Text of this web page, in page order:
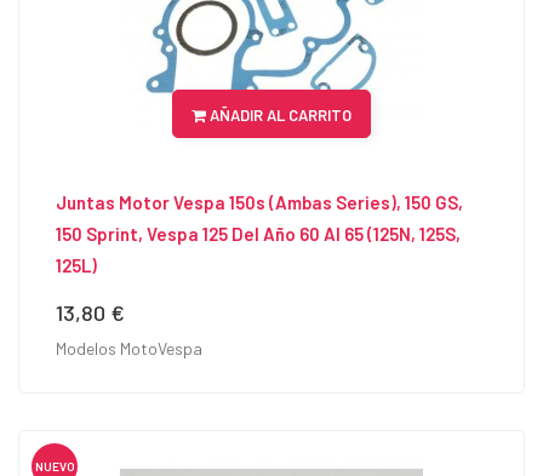
AÑADIR AL CARRITO
Juntas Motor Vespa 150s (ambas Series), 150 GS,
150 Sprint, Vespa 125 Del Año 60 Al 65 (125N, 125S,
125L)
Precio
13,80 €
Modelos MotoVespa
NUEVO